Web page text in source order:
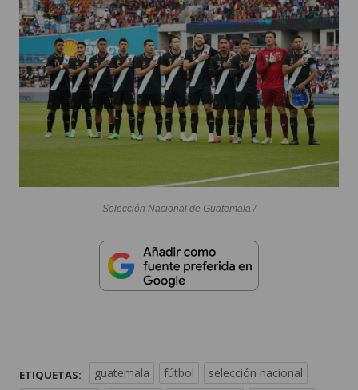
Selección Nacional de Guatemala /
ETIQUETAS: guatemala fútbol
selección nacional